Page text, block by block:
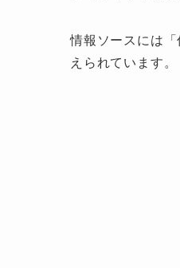
情報ソースには
えられています。